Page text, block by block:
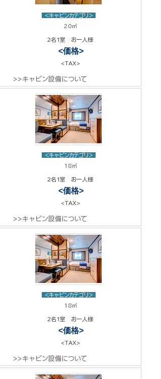
<キャビンカテゴリ>
20㎡
2名1室 お一人様
<価格>
<TAX>
>>キャビン設備について
<キャビンカテゴリ>
18㎡
2名1室 お一人様
<価格>
<TAX>
>>キャビン設備について
<キャビンカテゴリ>
18㎡
2名1室 お一人様
<価格>
<TAX>
>>キャビン設備について